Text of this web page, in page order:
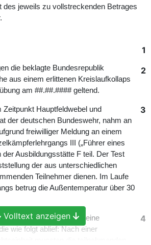
des jeweils zu vollstreckenden Betrages
1
2
die beklagte Bundesrepublik
aus einem erlittenen Kreislaufkollaps
am ##.##.#### geltend.
3
Zeitpunkt Hauptfeldwebel und
der deutschen Bundeswehr, nahm an
freiwilliger Meldung an einem
III („Führer eines
Ausbildungsstätte F teil. Der Test
der aus unterschiedlichen
Teilnehmer dienen. Im Laufe
betrug die Außentemperatur über 30
4
Eingangstests fand eine
wie folgt ablief: Nach einer
Volltext anzeigen